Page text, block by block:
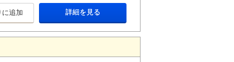
に追加 詳細を見る